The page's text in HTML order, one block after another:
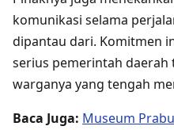
komunikasi selama
dipantau dari. Komitmen
serius pemerintah daerah
warganya yang tengah
Baca Juga: Museum